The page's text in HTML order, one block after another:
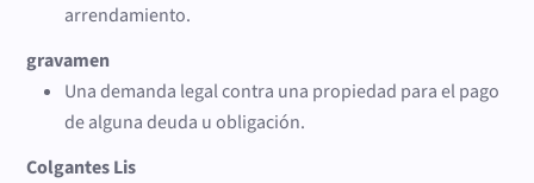
arrendamiento.
gravamen
Una demanda legal contra una propiedad para el pago
de alguna deuda u obligación.
Colgantes Lis